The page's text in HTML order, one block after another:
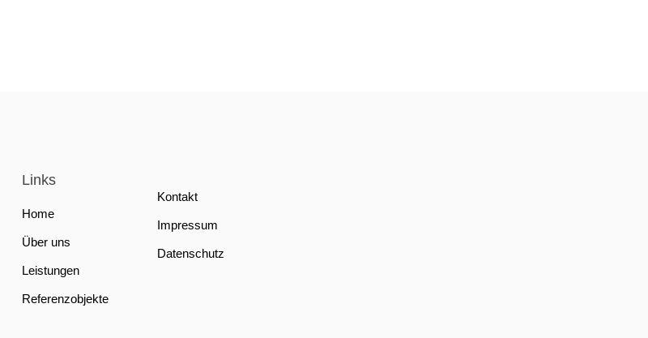
Links
Home
Über uns
Leistungen
Referenzobjekte
Kontakt
Impressum
Datenschutz